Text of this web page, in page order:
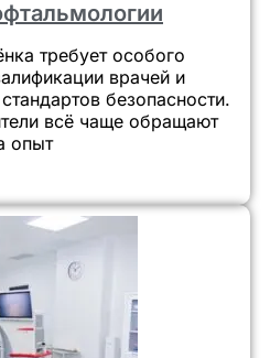
требует особого
врачей и
безопасности.
всё чаще обращают
опыт